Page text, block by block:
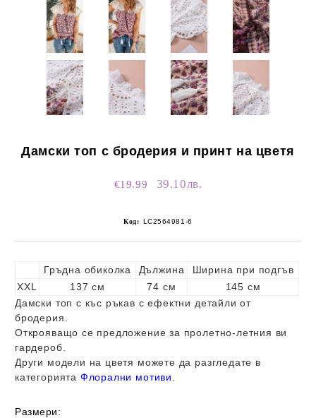
Дамски топ с бродерия и принт на цветя
€19.99 39.10лв.
Код: LC2564981-6
Гръдна обиколка Дължина
Ширина при подгъв
XXL
137 см 74 см
145 см
Дамски топ с къс ръкав с ефектни детайли от
бродерия.
Открояващо се предложение за пролетно-летния ви
гардероб.
Други модели на цветя можете да разгледате в
категорията Флорални мотиви
Размери: